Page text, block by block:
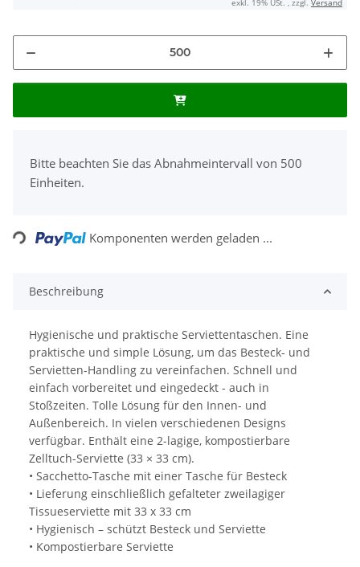
Bitte beachten Sie das Abnahmeintervall von 500
Einheiten.
Loading... Komponenten werden geladen ...
Beschreibung
Hygienische und praktische Serviettentaschen. Eine
praktische und simple Lösung, um das Besteck- und
Servietten-Handling zu vereinfachen. Schnell und
einfach vorbereitet und eingedeckt - auch in
Stoßzeiten. Tolle Lösung für den Innen- und
Außenbereich. In vielen verschiedenen Designs
verfügbar. Enthält eine 2-lagige, kompostierbare
Zelltuch-Serviette (33 × 33 cm).
• Sacchetto-Tasche mit einer Tasche für Besteck
• Lieferung einschließlich gefalteter zweilagiger
Tissueserviette mit 33 x 33 cm
• Hygienisch – schützt Besteck und Serviette
• Kompostierbare Serviette